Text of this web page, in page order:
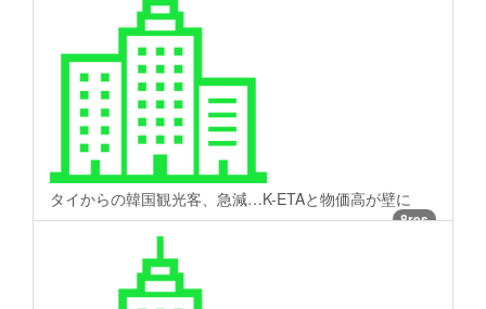
タイからの韓国観光客、急減…K-ETAと物価高が壁に
8res